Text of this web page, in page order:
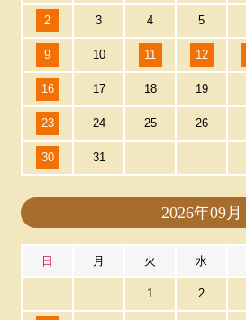
2 3 4 5
9 10 11 12
16 17 18 19
23 24 25 26
30 31
2026年09月
日 月 火 水
1 2